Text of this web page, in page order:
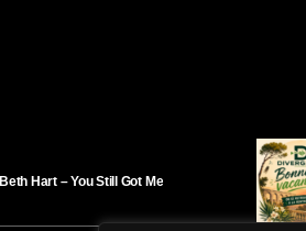
Beth Hart – You Still Got Me